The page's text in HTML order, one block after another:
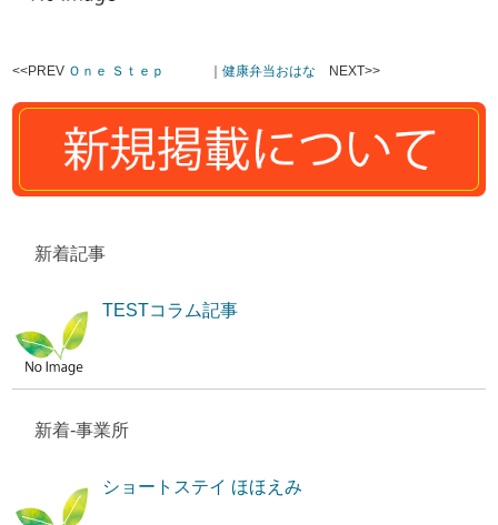
<<PREV Ｏｎｅ Ｓｔｅｐ ｜健康弁当おはな NEXT>>
新着記事
TESTコラム記事
新着-事業所
ショートステイ ほほえみ